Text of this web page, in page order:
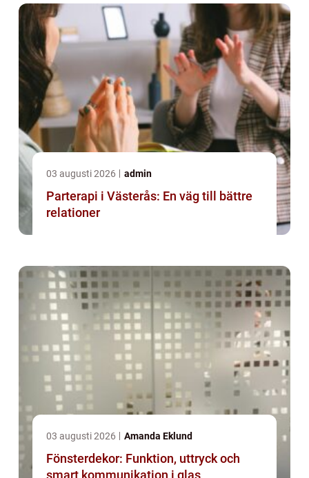
03 augusti 2026 admin
Parterapi i Västerås: En väg till bättre
relationer
03 augusti 2026 Amanda Eklund
Fönsterdekor: Funktion, uttryck och
smart kommunikation i glas